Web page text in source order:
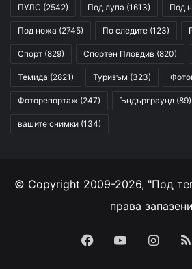
ПУЛС (2542) Под лупа (1613) Под
Под ножа (2745) По следите (123)
Спорт (829) Спортен Пловдив (820)
Темида (2821) Туризъм (323)
Фоторепортаж (247) Ъндърграунд (89)
вашите снимки (134)
© Copyright 2009-2026, "Под
права
FacebookYouTube